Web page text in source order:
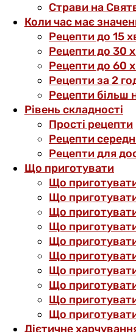
Страви на
Коли час має
Рецепти до 15
Рецепти до 30
Рецепти до 60
Рецепти за 2
Рецепти більш
Рівень складності
Прості рецепти
Рецепти
Рецепти для
Що приготувати
Що
Що
Що
Що приготувати
Що
Що
Що
Що
Що
Що
Дієтичне